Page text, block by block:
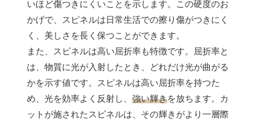
いほど傷つきにくいことを示します。この硬度のお
かげで、スピネルは日常生活での擦り傷がつきにく
く、美しさを長く保つことができます。
また、スピネルは高い屈折率も特徴です。屈折率と
は、物質に光が入射したとき、どれだけ光が曲がる
かを示す値です。スピネルは高い屈折率を持つた
め、光を効率よく反射し、 強い輝きを放ちます。カ
ットが施されたスピネルは、その輝きがより一層際